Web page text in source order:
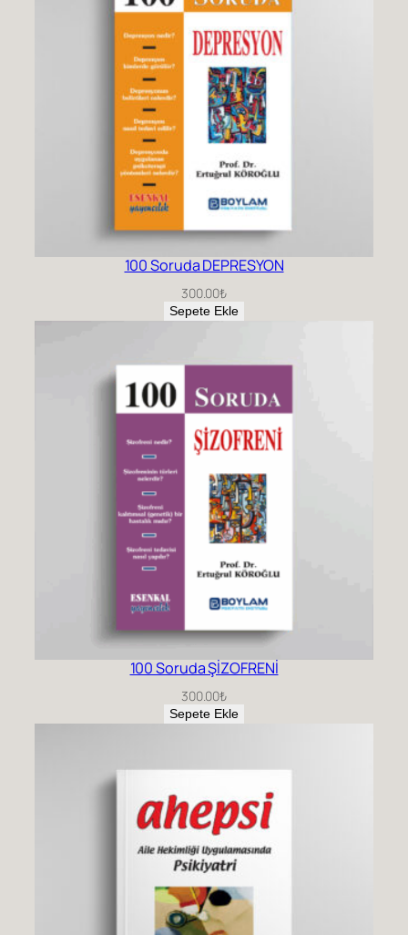
100 Soruda DEPRESYON
300.00₺
Sepete Ekle
100 Soruda ŞİZOFRENİ
300.00₺
Sepete Ekle